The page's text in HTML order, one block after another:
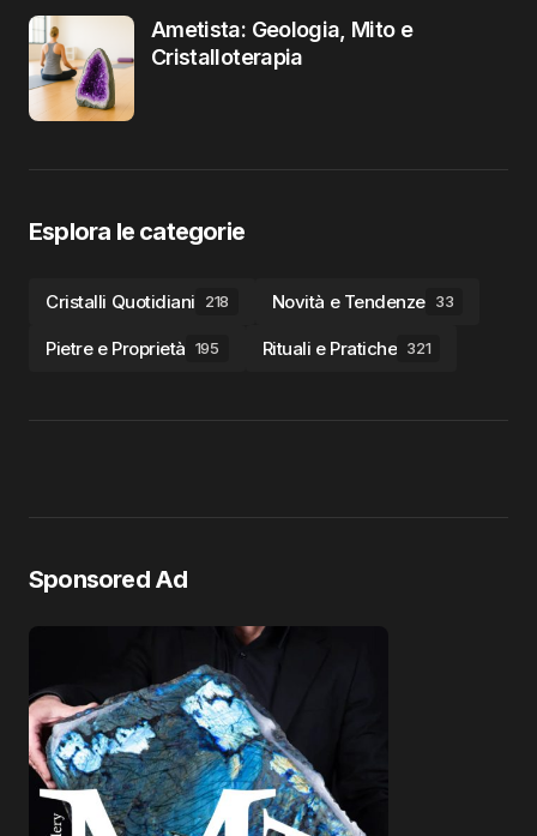
Ametista: Geologia, Mito e
Cristalloterapia
Esplora le categorie
Cristalli Quotidiani 218 Novità e Tendenze 33
Pietre e Proprietà 195 Rituali e Pratiche 321
Sponsored Ad